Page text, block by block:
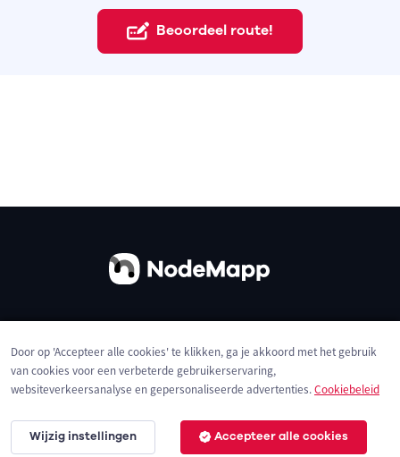
Beoordeel route!
Privacybeleid Cookies
Door op 'Accepteer alle cookies' te klikken, ga je akkoord met het gebruik
van cookies voor een verbeterde gebruikerservaring,
websiteverkeersanalyse en gepersonaliseerde advertenties.Cookiebeleid
Wijzig instellingen Accepteer alle cookies